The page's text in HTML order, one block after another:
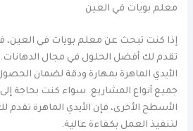
معلم بويات في العين
إذا كنت تبحث عن معلم بويات في العين،
تقدم لك أفضل الحلول في مجال
الأيدي الماهرة بمهارة ودقة لضمان
جميع أنواع المشاريع. سواء كنت بحاجة إلى
الأسطح الأخرى، فإن الأيدي الماهرة
لتنفيذ العمل بكفاءة عالية.